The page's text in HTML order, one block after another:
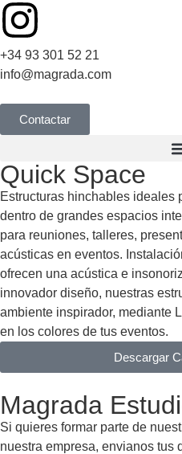
+34 93 301 52 21
info@magrada.com
Contactar
Quick Space
Estructuras hinchables ideales
dentro de grandes espacios
para reuniones, talleres,
acústicas en eventos.
ofrecen una acústica e
innovador diseño, nuestras
ambiente inspirador, mediante
en los colores de tus eventos.
Descargar
Magrada
Si quieres formar parte de
nuestra empresa, envianos tus